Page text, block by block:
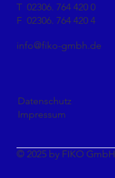
T 02306. 764 420 0
F 02306. 764 420 4
info@fiko-gmbh.de
Datenschutz
Impressum
© 2025 by FIKO GmbH